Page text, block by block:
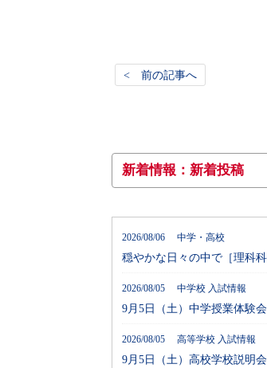
< 前の記事へ
新着情報：新着投稿
2026/08/06 中学・高校
穏やかな日々の中で［理科
2026/08/05 中学校 入試情報
9月5日（土）中学授業体験
2026/08/05 高等学校 入試情報
9月5日（土）高校学校説明